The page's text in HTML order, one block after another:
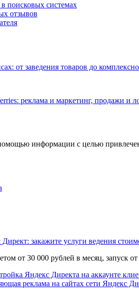
поисковых системах
отзывов
от заведения товаров до
реклама и маркетинг, продажи и
информации с целью
закажите услуги ведения
от 30 000 рублей в месяц, запуск
Яндекс Директа на аккаунте
реклама на сайтах сети Яндекс